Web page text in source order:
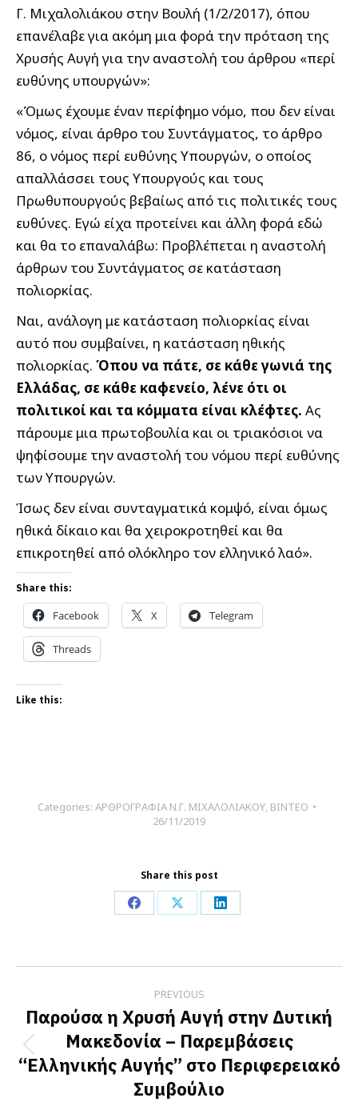
Γ. Μιχαλολιάκου στην Βουλή (1/2/2017), όπου
επανέλαβε για ακόμη μια φορά την πρόταση της
Χρυσής Αυγή για την αναστολή του άρθρου «περί
ευθύνης υπουργών»:
«Όμως έχουμε έναν περίφημο νόμο, που δεν είναι
νόμος, είναι άρθρο του Συντάγματος, το άρθρο
86, ο νόμος περί ευθύνης Υπουργών, ο οποίος
απαλλάσσει τους Υπουργούς και τους
Πρωθυπουργούς βεβαίως από τις πολιτικές τους
ευθύνες. Εγώ είχα προτείνει και άλλη φορά εδώ
και θα το επαναλάβω: Προβλέπεται η αναστολή
άρθρων του Συντάγματος σε κατάσταση
πολιορκίας.
Ναι, ανάλογη με κατάσταση πολιορκίας είναι
αυτό που συμβαίνει, η κατάσταση ηθικής
πολιορκίας. Όπου να πάτε, σε κάθε γωνιά της
Ελλάδας, σε κάθε καφενείο, λένε ότι οι
πολιτικοί και τα κόμματα είναι κλέφτες. Ας
πάρουμε μια πρωτοβουλία και οι τριακόσιοι να
ψηφίσουμε την αναστολή του νόμου περί ευθύνης
των Υπουργών.
Ίσως δεν είναι συνταγματικά κομψό, είναι όμως
ηθικά δίκαιο και θα χειροκροτηθεί και θα
επικροτηθεί από ολόκληρο τον ελληνικό λαό».
Share this:
Facebook X Telegram
Threads
Like this:
Categories: ΑΡΘΡΟΓΡΑΦΙΑ Ν.Γ. ΜΙΧΑΛΟΛΙΑΚΟΥ, ΒΙΝΤΕΟ
26/11/2019
Share this post
Share
Facebook
Share
X
Share
LinkedIn
navigation
PREVIOUS
Previous
post:
Παρούσα η Χρυσή Αυγή στην Δυτική
Μακεδονία – Παρεμβάσεις
“Ελληνικής Αυγής” στο Περιφερειακό
Συμβούλιο